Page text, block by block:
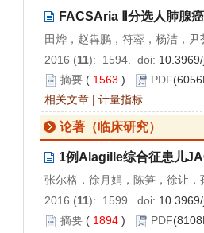
FACSAria Ⅱ分选人肺腺
田烨，赵犇鹏，符蓉，杨洁，尹
2016 (11): 1594. doi:
摘要 ( 1563 ) PDF
相关文章 | 计量指标
论著（临床研究）
1例Alagille综合征患儿
张尔格，徐月娟，陈笋，徐让，
2016 (11): 1599. doi:
摘要 ( 1894 ) PDF